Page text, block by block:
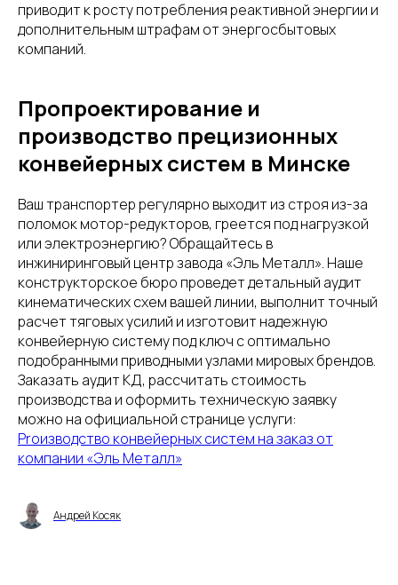
приводит к росту потребления реактивной энергии и
дополнительным штрафам от энергосбытовых
компаний.
Пропроектирование и
производство прецизионных
конвейерных систем в Минске
Ваш транспортер регулярно выходит из строя из-за
поломок мотор-редукторов, греется под нагрузкой
или электроэнергию? Обращайтесь в
инжиниринговый центр завода «Эль Металл». Наше
конструкторское бюро проведет детальный аудит
кинематических схем вашей линии, выполнит точный
расчет тяговых усилий и изготовит надежную
конвейерную систему под ключ с оптимально
подобранными приводными узлами мировых брендов.
Заказать аудит КД, рассчитать стоимость
производства и оформить техническую заявку
можно на официальной странице услуги:
Proизводство конвейерных систем на заказ от
компании «Эль Металл»
Андрей Косяк